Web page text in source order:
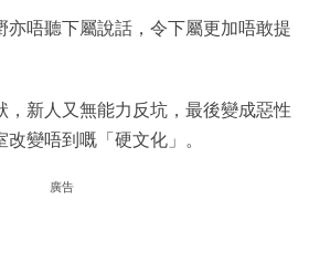
亦唔聽下屬說話，令下屬更加唔敢提
，新人又無能力反坑，最後變成惡性
變唔到嘅「硬文化」。
廣告